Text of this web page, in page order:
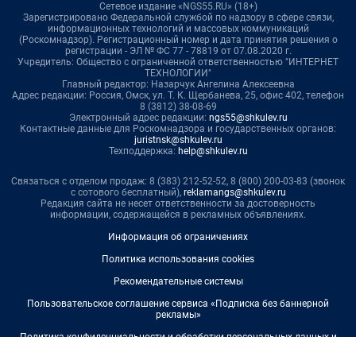
Сетевое издание «NGS55.RU» (18+)
Зарегистрировано Федеральной службой по надзору в сфере связи,
информационных технологий и массовых коммуникаций
(Роскомнадзор). Регистрационный номер и дата принятия решения о
регистрации - ЭЛ № ФС 77 - 78819 от 07.08.2020 г.
Учредитель: Общество с ограниченной ответственностью "ИНТЕРНЕТ
ТЕХНОЛОГИИ"
Главный редактор: Назарчук Ангелина Алексеевна
Адрес редакции: Россия, Омск, ул. Т. К. Щербанева, 25, офис 402, телефон
8 (3812) 38-08-69
Электронный адрес редакции: ngs55@shkulev.ru
Контактные данные для Роскомнадзора и государственных органов:
juristnsk@shkulev.ru
Техподдержка: help@shkulev.ru
Связаться с отделом продаж: 8 (383) 212-52-52, 8 (800) 200-03-83 (звонок
с сотового бесплатный), reklamangs@shkulev.ru
Редакция сайта не несет ответственности за достоверность
информации, содержащейся в рекламных объявлениях.
Информация об ограничениях
Политика использования cookies
Рекомендательные системы
Пользовательское соглашение сервиса «Подписка без баннерной
рекламы»